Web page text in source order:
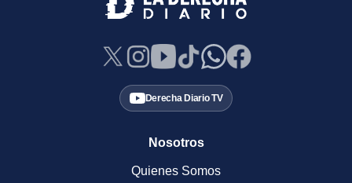
Derecha Diario TV
Nosotros
Quienes Somos